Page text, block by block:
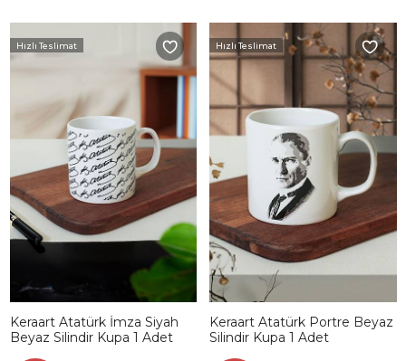
Hızlı Teslimat
Keraart Atatürk İmza Siyah
Beyaz Silindir Kupa 1 Adet
Hızlı Teslimat
Keraart Atatürk Portre Beyaz
Silindir Kupa 1 Adet